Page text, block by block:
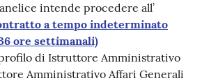
intende procedere all’
a tempo indeterminato
ore settimanali)
di Istruttore Amministrativo
Amministrativo Affari Generali